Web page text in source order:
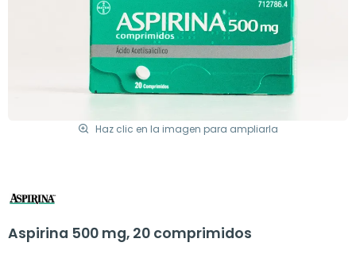
Haz clic en la imagen para ampliarla
Aspirina 500 mg, 20 comprimidos